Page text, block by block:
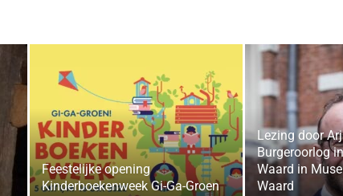
Feestelijke opening
Kinderboekenweek Gi-Ga-Groen
Lezing door
Burgeroorlog
Waard in
Waard